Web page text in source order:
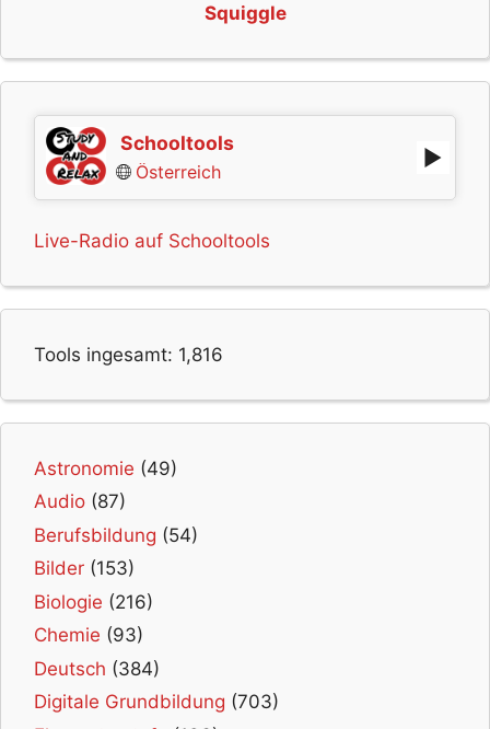
Squiggle
Schooltools
Österreich
Live-Radio auf Schooltools
Tools ingesamt: 1,816
Astronomie (49)
Audio (87)
Berufsbildung (54)
Bilder (153)
Biologie (216)
Chemie (93)
Deutsch (384)
Digitale Grundbildung (703)